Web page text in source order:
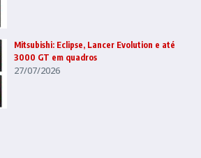
Mitsubishi: Eclipse, Lancer Evolution e até
3000 GT em quadros
27/07/2026